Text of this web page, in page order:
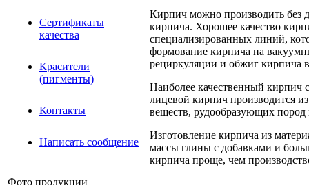
Сертификаты
качества
Красители
(пигменты)
Контакты
Написать сообщение
Фото продукции
Кирпич можно производить без
кирпича. Хорошее качество
специализированных линий,
формование кирпича на
рециркуляции и обжиг кирпича
Наиболее качественный кирпич
лицевой кирпич производится
веществ, рудообразующих пород
Изготовление кирпича из
массы глины с добавками и
кирпича проще, чем